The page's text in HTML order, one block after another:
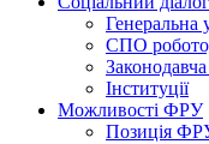
Генеральна
СПО
Законодавча
Інституції
Можливості ФРУ
Позиція